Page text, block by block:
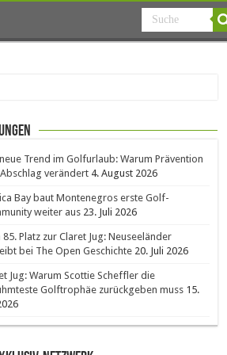
Trend im Golfurlaub: Warum Prävention
verändert 4. August 2026
Bay baut Montenegros erste Golf-
weiter aus 23. Juli 2026
85. Platz zur Claret Jug: Neuseeländer
bei The Open Geschichte 20. Juli 2026
Jug: Warum Scottie Scheffler die
Golftrophäe zurückgeben muss 15.